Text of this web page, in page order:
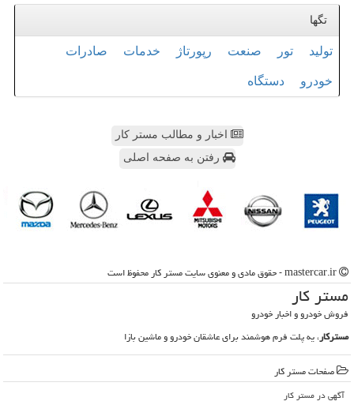
تگها
تولید تور صنعت رپورتاژ خدمات صادرات
خودرو دستگاه
اخبار و مطالب مستر کار
رفتن به صفحه اصلی
مستر كار
فروش خودرو و اخبار خودرو
مسترکار، یه پلت فرم هوشمند برای عاشقان خودرو و ماشین بازا
صفحات مستر كار
آگهی در مستر كار